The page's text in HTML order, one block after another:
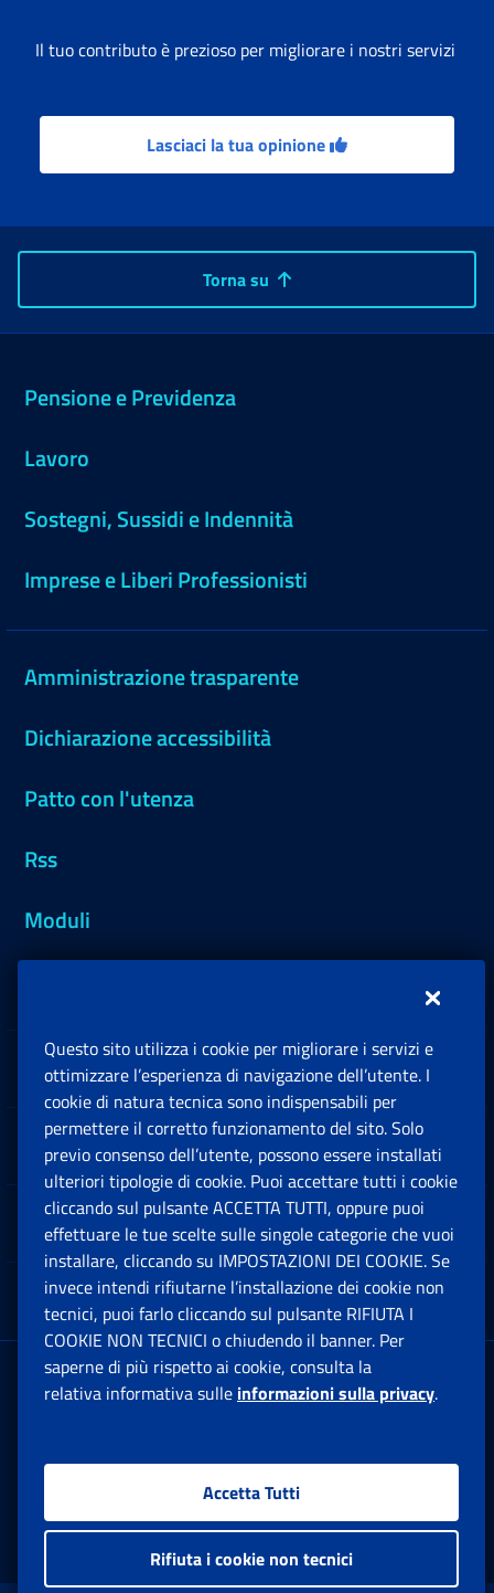
Il tuo contributo è prezioso per migliorare i nostri servizi
Lasciaci la tua opinione
Torna su
Pensione e Previdenza
Lavoro
Sostegni, Sussidi e Indennità
Imprese e Liberi Professionisti
Amministrazione trasparente
Dichiarazione accessibilità
Patto con l'utenza
Rss
Moduli
Sedi e Contatti
Software
Note Legali
App mobile
Sede Legale : Via Ciro il Grande, 21
00144 Roma
Facebook: Apre una nuova finestra
Twitter: Apre una nuova finestra
Whatsapp: Apre una nuova
Youtube: Apre una
Instagram:
Questo sito utilizza i cookie per migliorare i servizi e
ottimizzare l’esperienza di navigazione dell’utente. I
cookie di natura tecnica sono indispensabili per
permettere il corretto funzionamento del sito. Solo
previo consenso dell’utente, possono essere installati
ulteriori tipologie di cookie. Puoi accettare tutti i cookie
cliccando sul pulsante ACCETTA TUTTI, oppure puoi
effettuare le tue scelte sulle singole categorie che vuoi
installare, cliccando su IMPOSTAZIONI DEI COOKIE. Se
invece intendi rifiutarne l’installazione dei cookie non
tecnici, puoi farlo cliccando sul pulsante RIFIUTA I
COOKIE NON TECNICI o chiudendo il banner. Per
saperne di più rispetto ai cookie, consulta la
relativa informativa sulle informazioni sulla privacy.
Accetta Tutti
Rifiuta i cookie non tecnici